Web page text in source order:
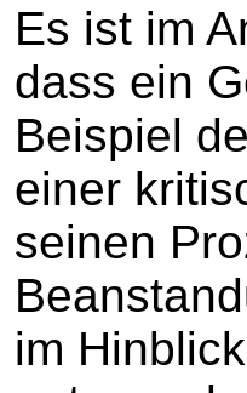
Es ist im
dass ein
Beispiel
einer
seinen
im